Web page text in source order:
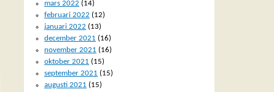
mars 2022 (14)
februari 2022 (12)
januari 2022 (13)
december 2021 (16)
november 2021 (16)
oktober 2021 (15)
september 2021 (15)
augusti 2021 (15)